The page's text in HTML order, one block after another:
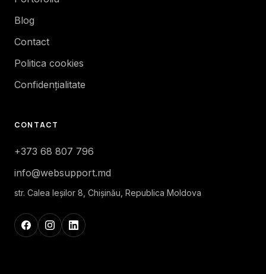
Blog
Contact
Politica cookies
Confidențialitate
CONTACT
+373 68 807 796
info@websupport.md
str. Calea Ieşilor 8, Chișinău, Republica Moldova